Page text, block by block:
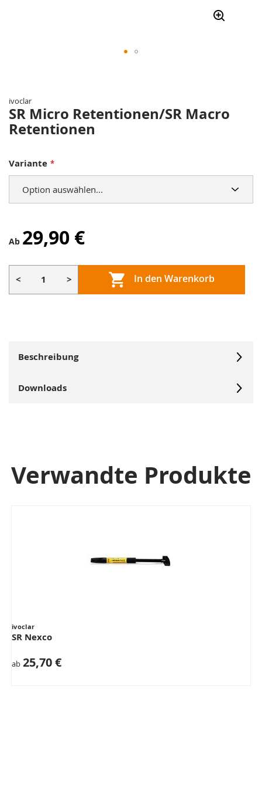
Bildergalerie
springen
ivoclar
SR Micro Retentionen/SR Macro
Retentionen
Variante
Ab 29,90 €
< > In den Warenkorb
Beschreibung
Downloads
Verwandte Produkte
ivoclar
SR Nexco
ab 25,70 €